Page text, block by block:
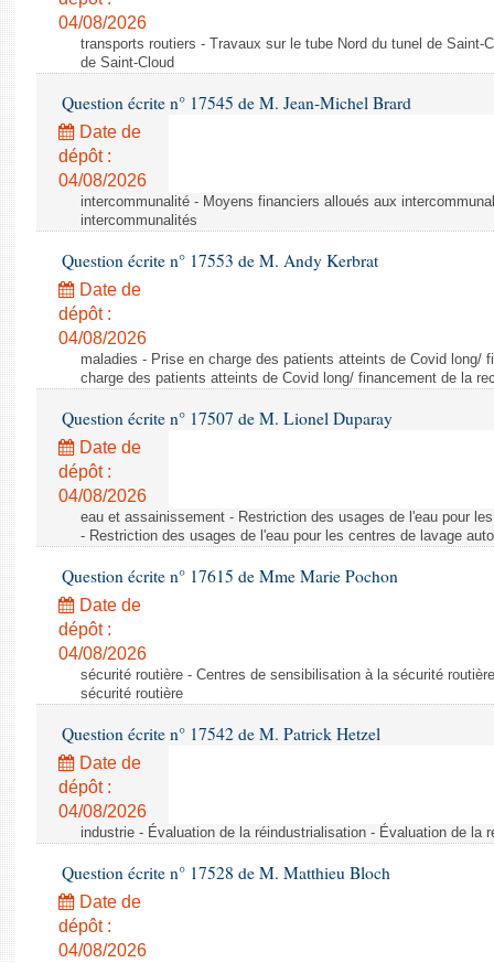
Questions écrites et orales
Comptes rendus des débats
04/08/2026
transports routiers - Travaux sur le tube Nord du tunel de Saint-
de Saint-Cloud
Question écrite n° 17545 de M. Jean-Michel Brard
Date de
dépôt :
04/08/2026
intercommunalité - Moyens financiers alloués aux
intercommunalités
Question écrite n° 17553 de M. Andy Kerbrat
Date de
dépôt :
04/08/2026
maladies - Prise en charge des patients atteints de Covid long/
charge des patients atteints de Covid long/ financement de la
Question écrite n° 17507 de M. Lionel Duparay
Date de
dépôt :
04/08/2026
eau et assainissement - Restriction des usages de l'eau pour
- Restriction des usages de l'eau pour les centres de lavage
Question écrite n° 17615 de Mme Marie Pochon
Date de
dépôt :
04/08/2026
sécurité routière - Centres de sensibilisation à la sécurité
sécurité routière
Question écrite n° 17542 de M. Patrick Hetzel
Date de
dépôt :
04/08/2026
industrie - Évaluation de la réindustrialisation - Évaluation de la
Question écrite n° 17528 de M. Matthieu Bloch
Date de
dépôt :
04/08/2026